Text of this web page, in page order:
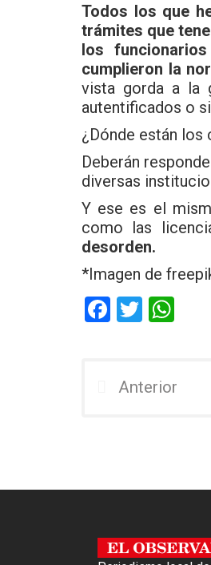
Todos los que
trámites que
los
cumplieron la
vista gorda a la
autentificados o
¿Dónde están los
Deberán
diversas
Y ese es el
como las
desorden.
*Imagen de
F
b
T
er s
Anterior